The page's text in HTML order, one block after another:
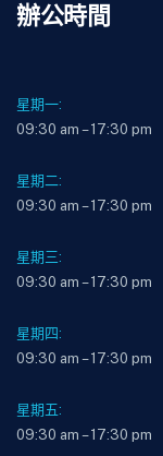
辦公時間
星期一:
09:30 am – 17:30 pm
星期二:
09:30 am – 17:30 pm
星期三:
09:30 am – 17:30 pm
星期四:
09:30 am – 17:30 pm
星期五:
09:30 am – 17:30 pm